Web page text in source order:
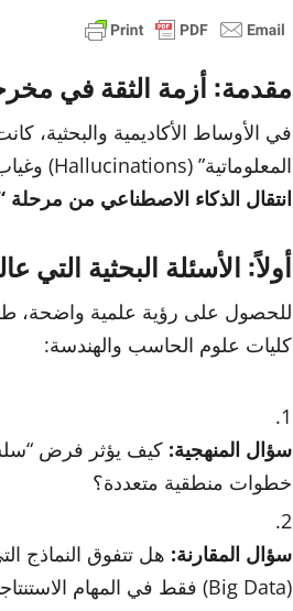
مقدمة: أزمة الثقة في
في الأوساط الأكاديمية والبحثية،
المعلوماتية” (Hallucinations) وغياب المنطق الاستدلالي الصارم. يطرح الباحثون اليوم تساؤلاً جوهرياً:
انتقال الذكاء الاصطناعي من مرحلة
أولاً: الأسئلة البحثية التي
كليات علوم الحاسب والهندسة:
سؤال المنهجية:
خطوات منطقية متعددة؟
سؤال المقارنة: هل تتفوق النماذج
(Big Data) فقط في المهام الاستنتاجية؟